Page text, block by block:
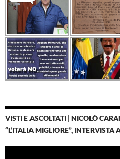
VISTI E ASCOLTATI | NICOLÒ
“L’ITALIA MIGLIORE”,